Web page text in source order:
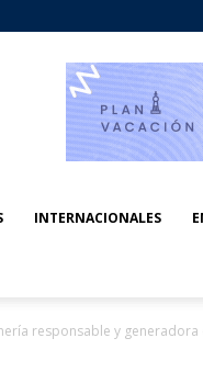
INTERNACIONALES
responsable y